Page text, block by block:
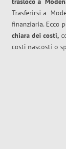
Trasferirsi a
finanziaria. Ecco
chiara dei costi,
costi nascosti o